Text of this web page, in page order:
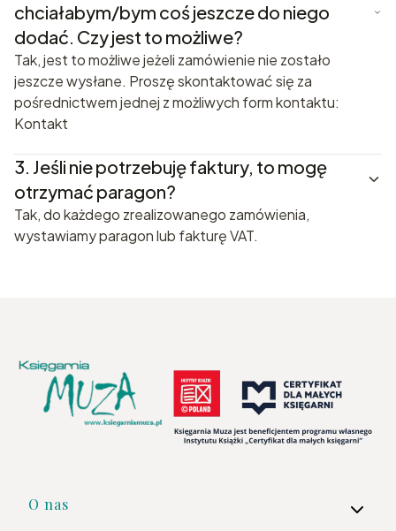
chciałabym/bym coś jeszcze do niego
dodać. Czy jest to możliwe?
Tak, jest to możliwe jeżeli zamówienie nie zostało
jeszcze wysłane. Proszę skontaktować się za
pośrednictwem jednej z możliwych form kontaktu:
Kontakt
3. Jeśli nie potrzebuję faktury, to mogę
otrzymać paragon?
Tak, do każdego zrealizowanego zamówienia,
wystawiamy paragon lub fakturę VAT.
Linki w stopce
O nas